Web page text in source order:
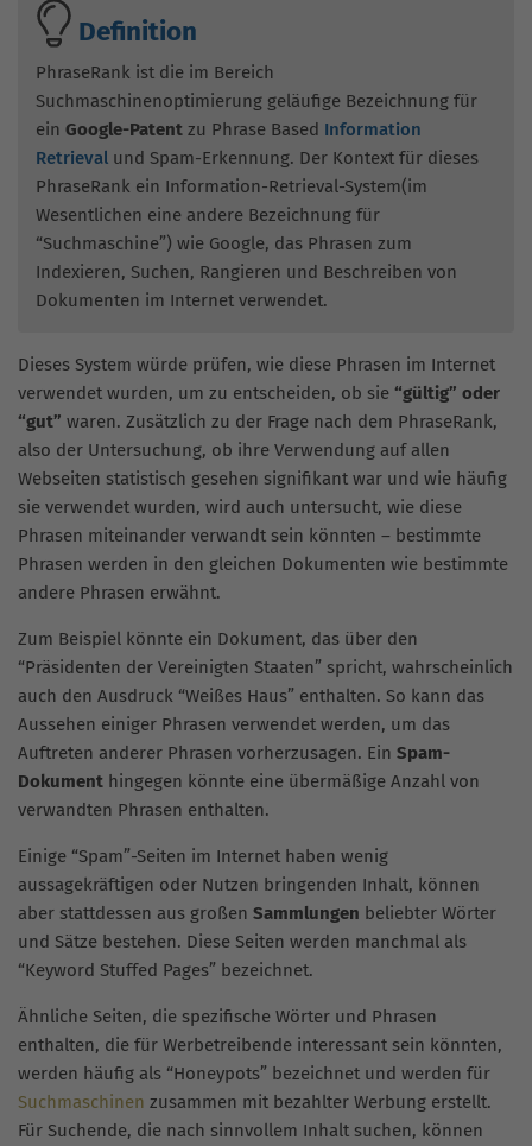
Definition
PhraseRank ist die im Bereich
Suchmaschinenoptimierung geläufige Bezeichnung für
ein Google-Patent zu Phrase Based Information
Retrieval und Spam-Erkennung. Der Kontext für dieses
PhraseRank ein Information-Retrieval-System(im
Wesentlichen eine andere Bezeichnung für
“Suchmaschine”) wie Google, das Phrasen zum
Indexieren, Suchen, Rangieren und Beschreiben von
Dokumenten im Internet verwendet.
Dieses System würde prüfen, wie diese Phrasen im Internet
verwendet wurden, um zu entscheiden, ob sie “gültig” oder
“gut” waren. Zusätzlich zu der Frage nach dem PhraseRank,
also der Untersuchung, ob ihre Verwendung auf allen
Webseiten statistisch gesehen signifikant war und wie häufig
sie verwendet wurden, wird auch untersucht, wie diese
Phrasen miteinander verwandt sein könnten – bestimmte
Phrasen werden in den gleichen Dokumenten wie bestimmte
andere Phrasen erwähnt.
Zum Beispiel könnte ein Dokument, das über den
“Präsidenten der Vereinigten Staaten” spricht, wahrscheinlich
auch den Ausdruck “Weißes Haus” enthalten. So kann das
Aussehen einiger Phrasen verwendet werden, um das
Auftreten anderer Phrasen vorherzusagen. Ein Spam-
Dokument hingegen könnte eine übermäßige Anzahl von
verwandten Phrasen enthalten.
Einige “Spam”-Seiten im Internet haben wenig
aussagekräftigen oder Nutzen bringenden Inhalt, können
aber stattdessen aus großen Sammlungen beliebter Wörter
und Sätze bestehen. Diese Seiten werden manchmal als
“Keyword Stuffed Pages” bezeichnet.
Ähnliche Seiten, die spezifische Wörter und Phrasen
enthalten, die für Werbetreibende interessant sein könnten,
werden häufig als “Honeypots” bezeichnet und werden für
Suchmaschinen zusammen mit bezahlter Werbung erstellt.
Für Suchende, die nach sinnvollem Inhalt suchen, können